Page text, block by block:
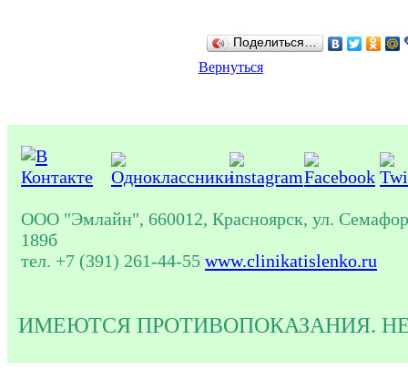
Поделиться…
Вернуться
ООО "Эмлайн", 660012, Красноярск, ул.
189б
тел. +7 (391) 261-44-55 www.clinikatislenko.ru
ИМЕЮТСЯ ПРОТИВОПОКАЗАНИЯ.